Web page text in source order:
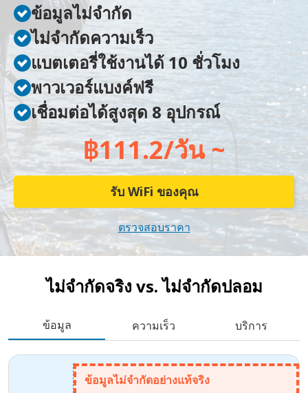
ข้อมูลไม่จำกัด
ไม่จำกัดความเร็ว
แบตเตอรี่ใช้งานได้ 10 ชั่วโมง
พาวเวอร์แบงค์ฟรี
เชื่อมต่อได้สูงสุด 8 อุปกรณ์
฿111.2/วัน ~
รับ WiFi ของคุณ
ตรวจสอบราคา
ไม่จำกัดจริง vs.ไม่จำกัดปลอม
ข้อมูล ความเร็ว บริการ
ข้อมูลไม่จำกัดอย่างแท้จริง